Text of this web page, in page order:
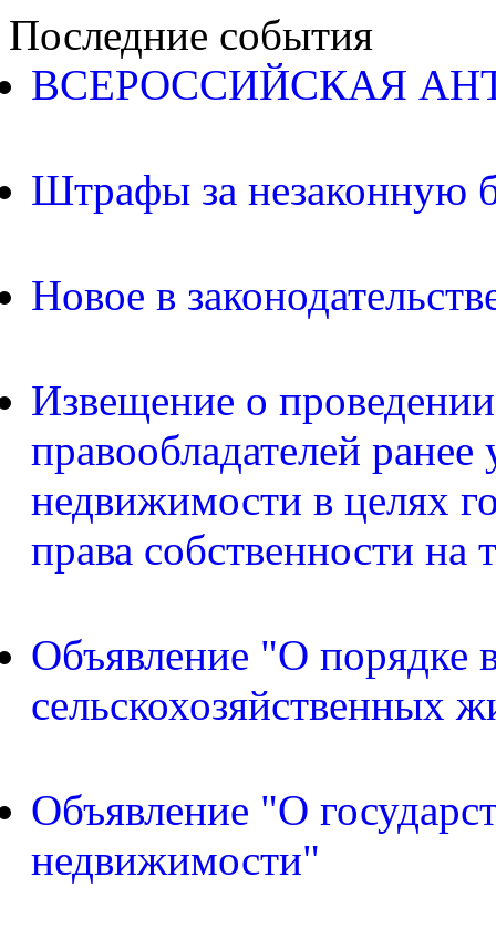
Последние события
ВСЕРОССИЙСКАЯ
Штрафы за незаконную
Новое в
Извещение о
правообладателей
недвижимости в целях
права собственности
Объявление "О порядке
сельскохозяйственных
Объявление "О
недвижимости"